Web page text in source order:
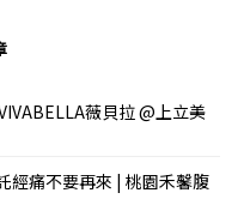
薇貝拉 @上立美
經痛不要再來 | 桃園禾馨腹